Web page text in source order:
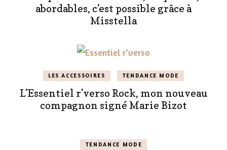
abordables, c’est possible grâce à
Misstella
LES ACCESSOIRES TENDANCE MODE
L’Essentiel r’verso Rock, mon nouveau
compagnon signé Marie Bizot
TENDANCE MODE